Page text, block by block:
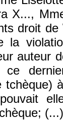
X...,
droit
la
auteur
ce
tchèque)
(...)